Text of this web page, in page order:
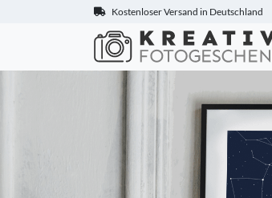
Kostenloser Versand in Deutschland